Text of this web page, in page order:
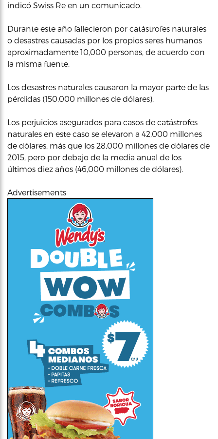
indicó Swiss Re en un comunicado.
Durante este año fallecieron por catástrofes naturales
o desastres causadas por los propios seres humanos
aproximadamente 10,000 personas, de acuerdo con
la misma fuente.
Los desastres naturales causaron la mayor parte de las
pérdidas (150,000 millones de dólares).
Los perjuicios asegurados para casos de catástrofes
naturales en este caso se elevaron a 42,000 millones
de dólares, más que los 28,000 millones de dólares de
2015, pero por debajo de la media anual de los
últimos diez años (46,000 millones de dólares).
Advertisements